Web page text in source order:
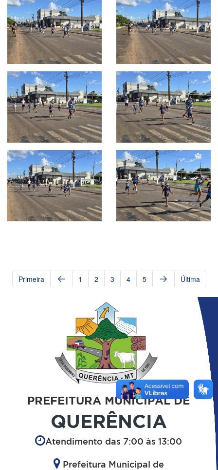
Primeira 1 2 3 4 5 Última
PREFEITURA MUNICIPAL DE
QUERÊNCIA
Atendimento das 7:00 às 13:00
Prefeitura Municipal de